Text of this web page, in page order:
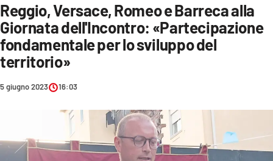
CRONACA
POLITICA
SANITÀ
AMBIENTE
CULTURA
Reggio, Versace, Romeo e Barreca alla
Giornata dell'Incontro: «Partecipazione
fondamentale per lo sviluppo del
territorio»
5 giugno 2023 16:03